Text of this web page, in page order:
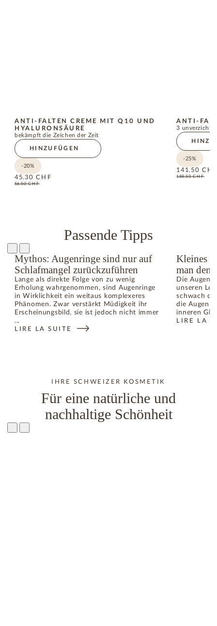
ANTI-FALTEN CREME MIT Q10 UND
HYALURONSÄURE
bekämpft die Zeichen der Zeit
HINZUFÜGEN
-20%
45.30 CHF
56.50CHF
ANTI-
3
-25%
141.50
188.50CHF
Passende Tipps
Mythos: Augenringe sind nur auf
Schlafmangel zurückzuführen
Lange als direkte Folge von zu wenig
Erholung wahrgenommen, sind Augenringe
in Wirklichkeit ein weitaus komplexeres
Phänomen. Zwar verstärkt Müdigkeit ihr
Erscheinungsbild, sie ist jedoch nicht immer
...
LIRE LA SUITE
Kleines
man den
Die
unseren
schwach
die
inneren
LIRE LA
IHRE SCHWEIZER KOSMETIK
Für eine natürliche und
nachhaltige Schönheit